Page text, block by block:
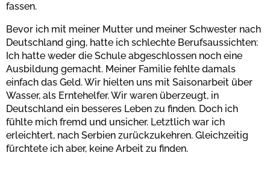
fassen.
Bevor ich mit meiner Mutter und meiner Schwester nach
Deutschland ging, hatte ich schlechte Berufsaussichten:
Ich hatte weder die Schule abgeschlossen noch eine
Ausbildung gemacht. Meiner Familie fehlte damals
einfach das Geld. Wir hielten uns mit Saisonarbeit über
Wasser, als Erntehelfer. Wir waren überzeugt, in
Deutschland ein besseres Leben zu finden. Doch ich
fühlte mich fremd und unsicher. Letztlich war ich
erleichtert, nach Serbien zurückzukehren. Gleichzeitig
fürchtete ich aber, keine Arbeit zu finden.